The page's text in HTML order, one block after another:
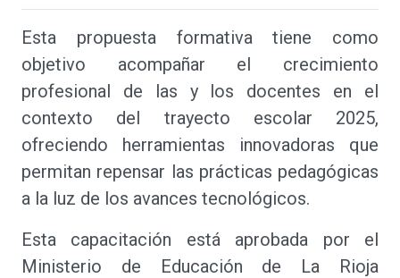
Esta propuesta formativa tiene como
objetivo acompañar el crecimiento
profesional de las y los docentes en el
contexto del trayecto escolar 2025,
ofreciendo herramientas innovadoras que
permitan repensar las prácticas pedagógicas
a la luz de los avances tecnológicos.
Esta capacitación está aprobada por el
Ministerio de Educación de La Rioja